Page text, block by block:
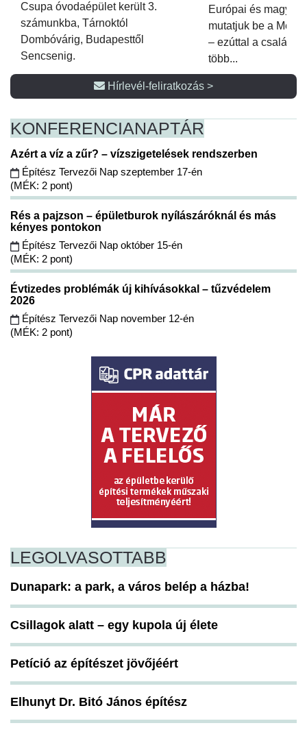
Csupa óvodaépület került 3.
számunkba, Tárnoktól
Dombóvárig, Budapesttől
Sencsenig.
Európai és magyar
mutatjuk be a
– ezúttal a családi
több...
Hírlevél-feliratkozás >
KONFERENCIANAPTÁR
Azért a víz a zűr? – vízszigetelések rendszerben
Építész Tervezői Nap szeptember 17-én
(MÉK: 2 pont)
Rés a pajzson – épületburok nyílászáróknál és más
kényes pontokon
Építész Tervezői Nap október 15-én
(MÉK: 2 pont)
Évtizedes problémák új kihívásokkal – tűzvédelem
2026
Építész Tervezői Nap november 12-én
(MÉK: 2 pont)
LEGOLVASOTTABB
Dunapark: a park, a város belép a házba!
Csillagok alatt – egy kupola új élete
Petíció az építészet jövőjéért
Elhunyt Dr. Bitó János építész